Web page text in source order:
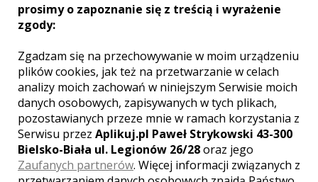
przygotowań. Bardzo dobrze jest
wynajęcie sali weselnej, a także grupy
muzycznej, która uświetni swoją
obecnością wesele i goście nie będą się
nudzili, a zabawa będzie przednia. Ważną
usługą jest także fotografia ślubna i
wideofilmowanie. W ten sposób na
zawsze zostaną utrwalone wszystkie
chwile towarzyszące temu wydarzeniu.
Specjaliści z tej branży są obecni w dzień
ślubu, a dodatkowo realizują sesje ślubne,
prosimy o zapoznanie się z treścią i wyrażenie
zgody:
Zgadzam się na przechowywanie w moim urządzeniu
plików cookies, jak też na przetwarzanie w celach
analizy moich zachowań w niniejszym Serwisie moich
danych osobowych, zapisywanych w tych plikach,
pozostawianych przeze mnie w ramach korzystania z
Serwisu przez Aplikuj.pl Paweł Strykowski 43-300
Bielsko-Biała ul. Legionów 26/28oraz jego
Zaufanych partnerów. Więcej informacji związanych z